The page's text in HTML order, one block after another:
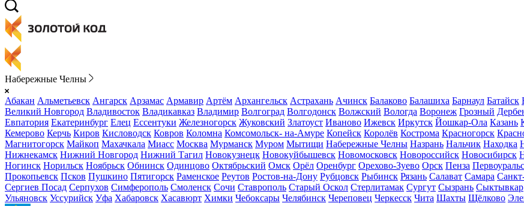
Набережные Челны
Абакан Альметьевск Ангарск Арзамас Армавир Артём Архангельск Астрахань Ачинск Балаково Балашиха Барнаул Батайск
Великий Новгород Владивосток Владикавказ Владимир Волгоград Волгодонск Волжский Вологда Воронеж Грозный
Евпатория Екатеринбург Елец Ессентуки Железногорск Жуковский Златоуст Иваново Ижевск Иркутск Йошкар-Ола Казань
Кемерово Керчь Киров Кисловодск Ковров Коломна Комсомольск- на-Амуре Копейск Королёв Кострома Красногорск
Магнитогорск Майкоп Махачкала Миасс Москва Мурманск Муром Мытищи Набережные Челны Назрань Нальчик Находка
Нижнекамск Нижний Новгород Нижний Тагил Новокузнецк Новокуйбышевск Новомосковск Новороссийск Новосибирск
Ногинск Норильск Ноябрьск Обнинск Одинцово Октябрьский Омск Орёл Оренбург Орехово-Зуево Орск Пенза
Прокопьевск Псков Пушкино Пятигорск Раменское Реутов Ростов-на-Дону Рубцовск Рыбинск Рязань Салават Самара
Сергиев Посад Серпухов Симферополь Смоленск Сочи Ставрополь Старый Оскол Стерлитамак Сургут Сызрань Сыктывкар
Ульяновск Уссурийск Уфа Хабаровск Хасавюрт Химки Чебоксары Челябинск Череповец Черкесск Чита Шахты Щёлково